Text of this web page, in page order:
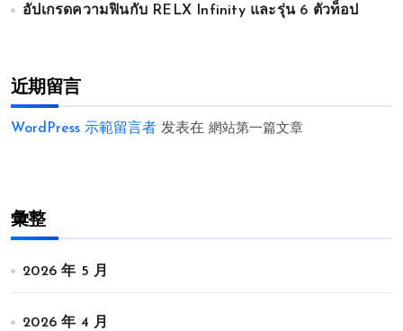
อัปเกรดความฟินกับ RELX Infinity และรุ่น 6 ตัวท็อป
近期留言
WordPress 示範留言者 发表在 網站第一篇文章
彙整
2026 年 5 月
2026 年 4 月